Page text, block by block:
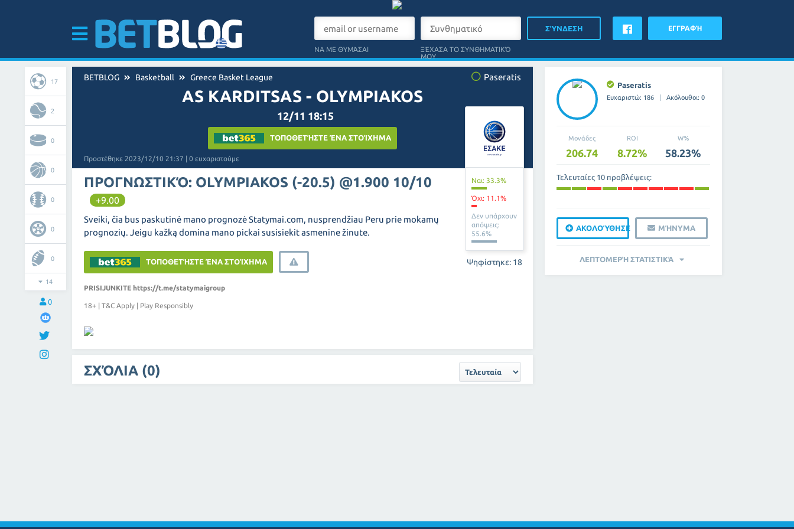
ΝΑ ΜΕ ΘΥΜΆΣΑΙ
ΞΈΧΑΣΑ ΤΟ ΣΥΝΘΗΜΑΤΙΚΌ
ΜΟΥ
ΕΓΓΡΑΦΉ
17
2
0
0
0
0
0
14
0
BETBLOG Basketball Greece Basket League Paseratis
AS KARDITSAS - OLYMPIAKOS
12/11 18:15
ΤΟΠΟΘΕΤΉΣΤΕ ΈΝΑ ΣΤΟΊΧΗΜΑ
Προστέθηκε 2023/12/10 21:37 | 0 ευχαριστούμε
Ναι: 33.3%
Όχι: 11.1%
Δεν υπάρχουν
απόψεις:
55.6%
Ψηφίστηκε: 18
ΠΡΟΓΝΩΣΤΙΚΌ: OLYMPIAKOS (-20.5) @1.900 10/10
+9.00
Sveiki, čia bus paskutinė mano prognozėStatymai.com, nusprendžiau Peru prie mokamų
prognozių. Jeigu kažką domina mano pickai susisiekit asmenine žinute.
ΤΟΠΟΘΕΤΉΣΤΕ ΈΝΑ ΣΤΟΊΧΗΜΑ
PRISIJUNKITE https://t.me/statymaigroup
18+ | T&C Apply | Play Responsibly
ΣΧΌΛΙΑ (0)
Paseratis
Ευχαριστώ: 186 Ακόλουθοι: 0
Μονάδες
206.74
ROI
8.72%
W%
58.23%
Τελευταίες 10 προβλέψεις:
ΑΚΟΛΟΎΘΗΣΕ ΜΉΝΥΜΑ
ΛΕΠΤΟΜΕΡΉ ΣΤΑΤΙΣΤΙΚΆ